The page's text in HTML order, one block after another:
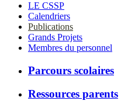
LE CSSP
Calendriers
Publications
Grands Projets
Membres du personnel
Parcours scolaires
Ressources parents